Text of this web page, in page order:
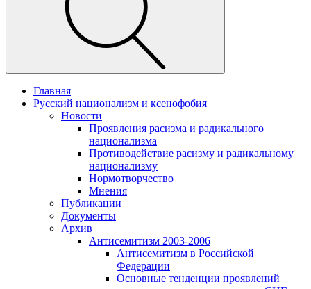
Главная
Русский национализм и ксенофобия
Новости
Проявления расизма и радикального
национализма
Противодействие расизму и радикальному
национализму
Нормотворчество
Мнения
Публикации
Документы
Архив
Антисемитизм 2003-2006
Антисемитизм в Российской
Федерации
Основные тенденции проявлений